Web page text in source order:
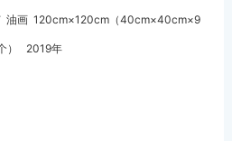
油画 120cm×120cm（40cm×40cm×9
） 2019年